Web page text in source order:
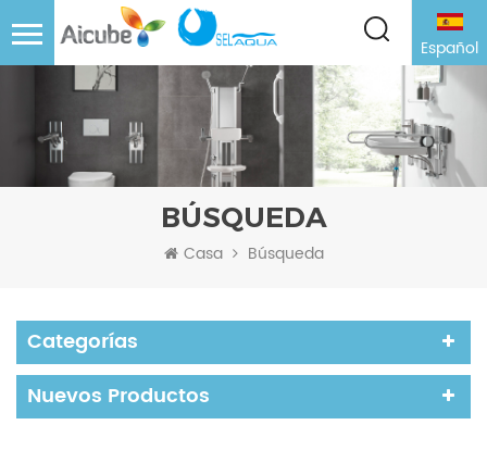
Español
BÚSQUEDA
Casa Búsqueda
Categorías
Nuevos Productos